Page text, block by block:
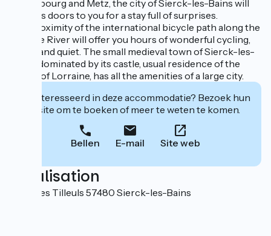
Luxembourg and Metz, the city of Sierck-les-Bains will
open its doors to you for a stay full of surprises.
The proximity of the international bicycle path along the
Moselle River will offer you hours of wonderful cycling,
peace and quiet. The small medieval town of Sierck-les-
Bains, dominated by its castle, usual residence of the
Dukes of Lorraine, has all the amenities of a large city.
Geïnteresseerd in deze accommodatie? Bezoek hun
website om te boeken of meer te weten te komen.
Bellen E-mail Site web
Localisation
Allée des Tilleuls 57480 Sierck-les-Bains